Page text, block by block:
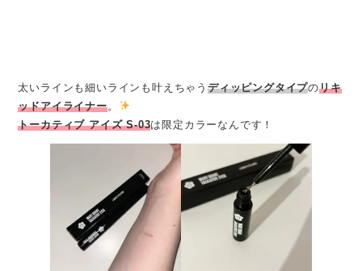
太いラインも細いラインも叶えちゃう ディッピングタイプのリキ
ッドアイライナー。
トーカティブ アイズ S-03は限定カラーなんです！